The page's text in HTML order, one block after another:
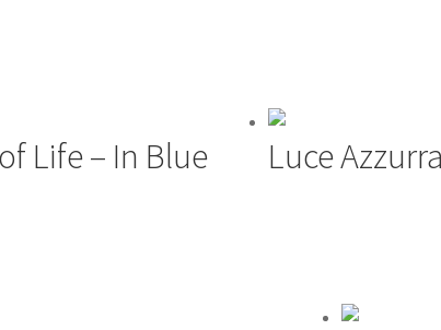
Life – In Blue Luce Azzurra